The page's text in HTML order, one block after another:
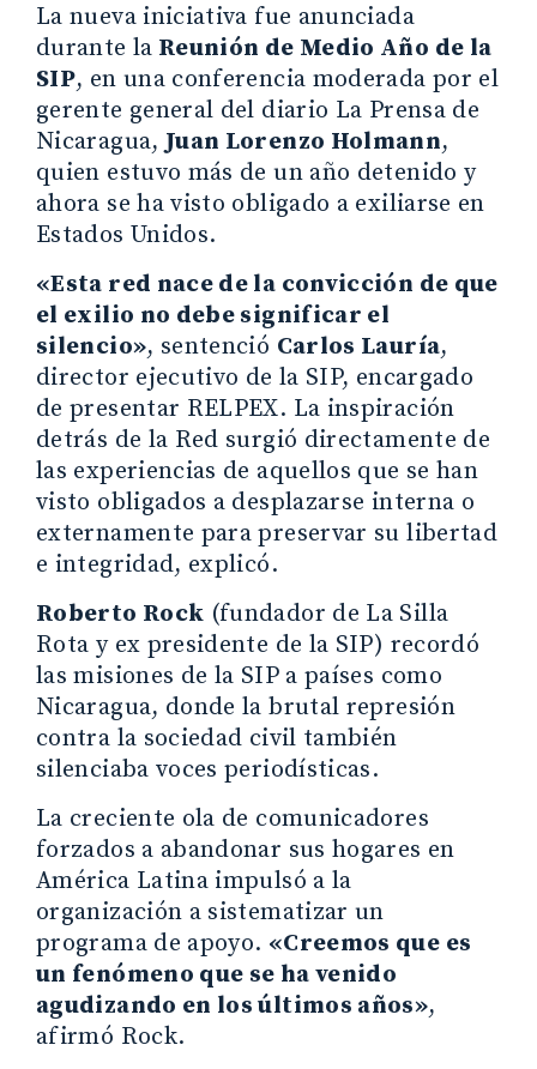
La nueva iniciativa fue anunciada
durante la Reunión de Medio Año de la
SIP, en una conferencia moderada por el
gerente general del diario La Prensa de
Nicaragua, Juan Lorenzo Holmann,
quien estuvo más de un año detenido y
ahora se ha visto obligado a exiliarse en
Estados Unidos.
«Esta red nace de la convicción de que
el exilio no debe significar el
silencio», sentenció Carlos Lauría,
director ejecutivo de la SIP, encargado
de presentar RELPEX. La inspiración
detrás de la Red surgió directamente de
las experiencias de aquellos que se han
visto obligados a desplazarse interna o
externamente para preservar su libertad
e integridad, explicó.
Roberto Rock (fundador de La Silla
Rota y ex presidente de la SIP) recordó
las misiones de la SIP a países como
Nicaragua, donde la brutal represión
contra la sociedad civil también
silenciaba voces periodísticas.
La creciente ola de comunicadores
forzados a abandonar sus hogares en
América Latina impulsó a la
organización a sistematizar un
programa de apoyo. «Creemos que es
un fenómeno que se ha venido
agudizando en los últimos años»,
afirmó Rock.